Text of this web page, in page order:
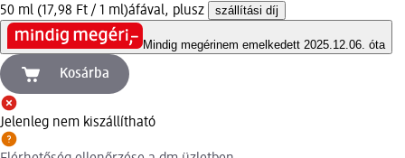
50 ml (17,98 Ft / 1 ml)áfával, plusz szállítási díj
Mindig megérinem emelkedett 2025.12.06. óta
Kosárba
Jelenleg nem kiszállítható